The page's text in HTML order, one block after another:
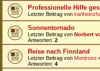
Professionelle Hilfe
Letzter Beitrag von
Sonnentornado
Letzter Beitrag von Norbert
Antworten: 2
Reise nach Finnland
Letzter Beitrag von Montrose
Antworten: 4